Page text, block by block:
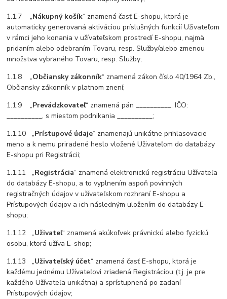
1.1.7 „Nákupný košík“ znamená časť E-shopu, ktorá je
automaticky generovaná aktiváciou príslušných funkcií Uživateľom
v rámci jeho konania v užívateľskom prostredí E-shopu, najmä
pridaním alebo odebraním Tovaru, resp. Služby/alebo zmenou
množstva vybraného Tovaru, resp. Služby;
1.1.8 „Občiansky zákonník“ znamená zákon číslo 40/1964 Zb.,
Občiansky zákonník v platnom znení;
1.1.9 „Prevádzkovateľ“ znamená pán __________, IČO:
__________, s miestom podnikania __________;
1.1.10 „Prístupové údaje“ znamenajú unikátne prihlasovacie
meno a k nemu priradené heslo vložené Uživateľom do databázy
E-shopu pri Registrácii;
1.1.11 „Registrácia“ znamená elektronickú registráciu Užívateľa
do databázy E-shopu, a to vyplnením aspoň povinných
registračných údajov v užívateľskom rozhraní E-shopu a
Prístupových údajov a ich následným uložením do databázy E-
shopu;
1.1.12 „Uživateľ“ znamená akúkoľvek právnickú alebo fyzickú
osobu, ktorá užíva E-shop;
1.1.13 „Uživateľský účet“ znamená časť E-shopu, ktorá je
každému jednému Užívateľovi zriadená Registráciou (t.j. je pre
každého Užívateľa unikátna) a sprístupnená po zadaní
Prístupových údajov;